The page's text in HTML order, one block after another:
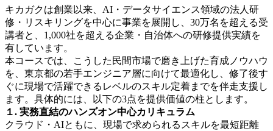
キカガクは創業以来、AI・データサイエンス領域の法人研
修・リスキリングを中心に事業を展開し、30万名を超える受
講者と、1,000社を超える企業・自治体への研修提供実績を
有しています。
本コースでは、こうした民間市場で磨き上げた育成ノウハウ
を、東京都の若手エンジニア層に向けて最適化し、修了後す
ぐに現場で活躍できるレベルのスキル定着までを伴走支援し
ます。具体的には、以下の3点を提供価値の柱とします。
１. 実務直結のハンズオン中心カリキュラム
クラウド・AIともに、現場で求められるスキルを最短距離